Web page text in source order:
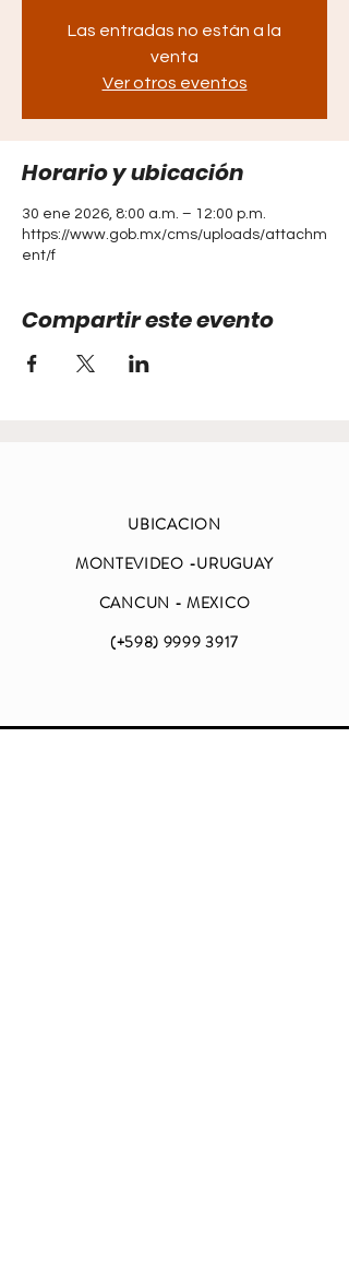
Las entradas no están a la
venta
Ver otros eventos
Horario y ubicación
30 ene 2026, 8:00 a.m. – 12:00 p.m.
https://www.gob.mx/cms/uploads/attachm
ent/f
Compartir este evento
UBICACION
MONTEVIDEO -URUGUAY
CANCUN - MEXICO
(+598) 9999 3917